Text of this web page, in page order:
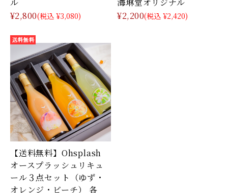
¥2,800(税込 ¥3,080)
¥2,200(税込 ¥2,420)
【送料無料】Ohsplash
オースプラッシュリキュ
ール３点セット（ゆず・
オレンジ・ビーチ） 各